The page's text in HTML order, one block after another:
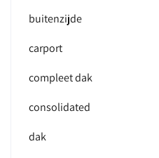
buitenzijde
carport
compleet dak
consolidated
dak